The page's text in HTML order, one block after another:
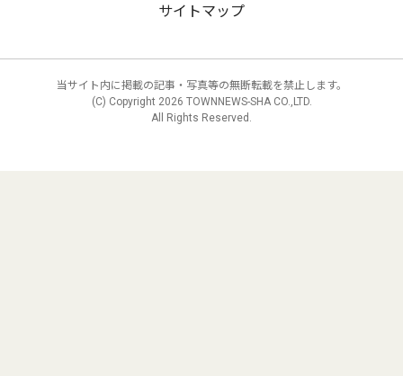
サイトマップ
当サイト内に掲載の記事・写真等の無断転載を禁止します。
(C) Copyright 2026 TOWNNEWS-SHA CO.,LTD.
All Rights Reserved.